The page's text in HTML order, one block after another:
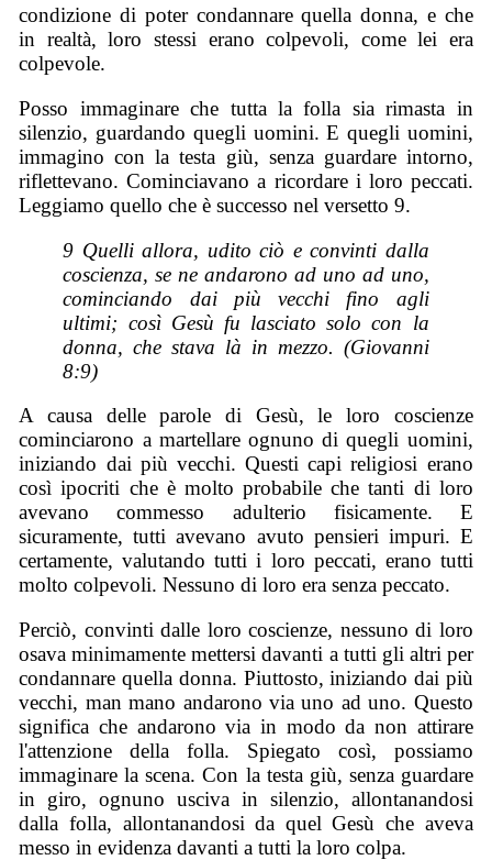
condizione di poter condannare quella donna, e che
in realtà, loro stessi erano colpevoli, come lei era
colpevole.
Posso immaginare che tutta la folla sia rimasta in
silenzio, guardando quegli uomini. E quegli uomini,
immagino con la testa giù, senza guardare intorno,
riflettevano. Cominciavano a ricordare i loro peccati.
Leggiamo quello che è successo nel versetto 9.
9 Quelli allora, udito ciò e convinti dalla
coscienza, se ne andarono ad uno ad uno,
cominciando dai più vecchi fino agli
ultimi; così Gesù fu lasciato solo con la
donna, che stava là in mezzo. (Giovanni
8:9)
A causa delle parole di Gesù, le loro coscienze
cominciarono a martellare ognuno di quegli uomini,
iniziando dai più vecchi. Questi capi religiosi erano
così ipocriti che è molto probabile che tanti di loro
avevano commesso adulterio fisicamente. E
sicuramente, tutti avevano avuto pensieri impuri. E
certamente, valutando tutti i loro peccati, erano tutti
molto colpevoli. Nessuno di loro era senza peccato.
Perciò, convinti dalle loro coscienze, nessuno di loro
osava minimamente mettersi davanti a tutti gli altri per
condannare quella donna. Piuttosto, iniziando dai più
vecchi, man mano andarono via uno ad uno. Questo
significa che andarono via in modo da non attirare
l'attenzione della folla. Spiegato così, possiamo
immaginare la scena. Con la testa giù, senza guardare
in giro, ognuno usciva in silenzio, allontanandosi
dalla folla, allontanandosi da quel Gesù che aveva
messo in evidenza davanti a tutti la loro colpa.